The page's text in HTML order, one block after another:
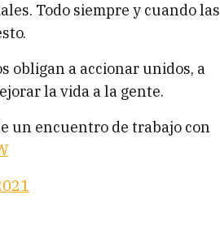
Todo siempre y cuando las
obligan a accionar unidos, a
la vida a la gente.
un encuentro de trabajo con